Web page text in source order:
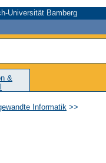
Universität Bamberg
&
Informatik >>